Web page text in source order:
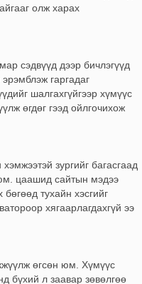
олж харах
сэдвүүд дээр бичлэгүүд
гаргадаг
шалгахгүйгээр хүмүүс
өгдөг гээд ойлгочихож
зургийг багасгаад
цаашид сайтын мэдээ
тухайн хэсгийг
хягаарлагдахгүй ээ
өгсөн юм. Хүмүүс
бүхий л заавар зөвөлгөө